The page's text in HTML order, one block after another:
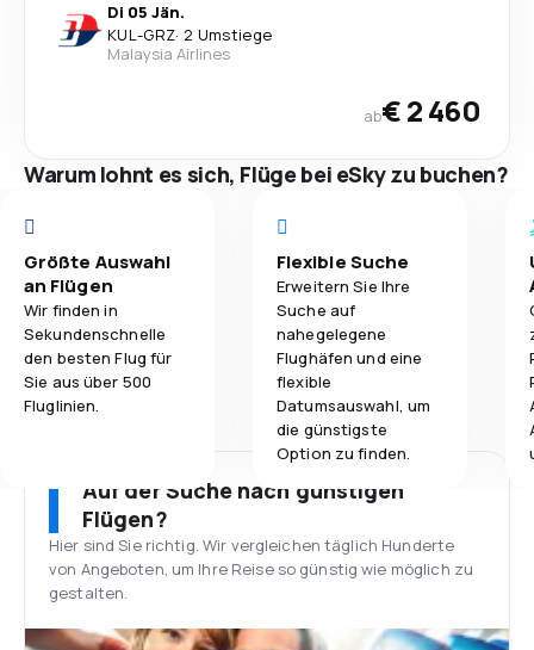
Di 05 Jän.
KUL-GRZ· 2 Umstiege
Malaysia Airlines
ab€ 2 460
Warum lohnt es sich, Flüge bei eSky zu buchen?
Größte Auswahl
an Flügen
Wir finden in
Sekundenschnelle
den besten Flug für
Sie aus über 500
Fluglinien.
Flexible Suche
Erweitern Sie Ihre
Suche auf
nahegelegene
Flughäfen und eine
flexible
Datumsauswahl, um
die günstigste
Option zu finden.
Auf der Suche nach günstigen
Flügen?
Hier sind Sie richtig. Wir vergleichen täglich Hunderte
von Angeboten, um Ihre Reise so günstig wie möglich zu
gestalten.